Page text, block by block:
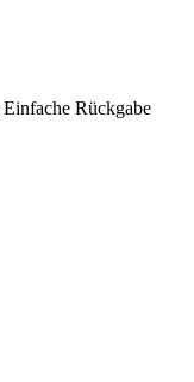
Einfache Rückgabe